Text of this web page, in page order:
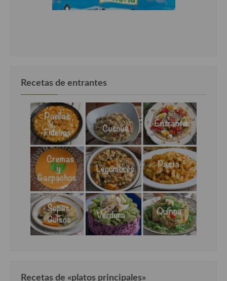
Recetas de entrantes
Recetas de «platos principales»